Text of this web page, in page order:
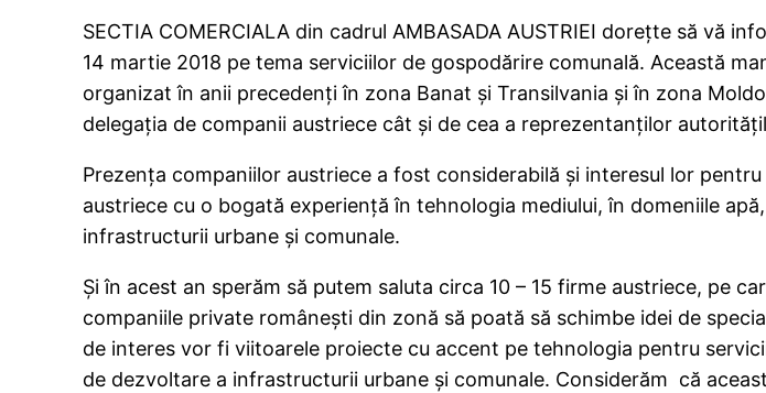
SECTIA COMERCIALA din cadrul AMBASADA AUSTRIEI dorețte să vă
14 martie 2018 pe tema serviciilor de gospodărire comunală. Această
organizat în anii precedenți în zona Banat și Transilvania și în zona
delegația de companii austriece cât și de cea a reprezentanților
Prezența companiilor austriece a fost considerabilă și interesul lor
austriece cu o bogată experiență în tehnologia mediului, în domeniile
infrastructurii urbane și comunale.
Și în acest an sperăm să putem saluta circa 10 – 15 firme austriece, pe
companiile private românești din zonă să poată să schimbe idei de
de interes vor fi viitoarele proiecte cu accent pe tehnologia pentru
de dezvoltare a infrastructurii urbane și comunale. Considerăm că